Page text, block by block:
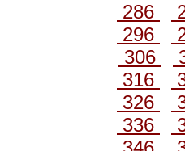
286
296
306
316
326
336